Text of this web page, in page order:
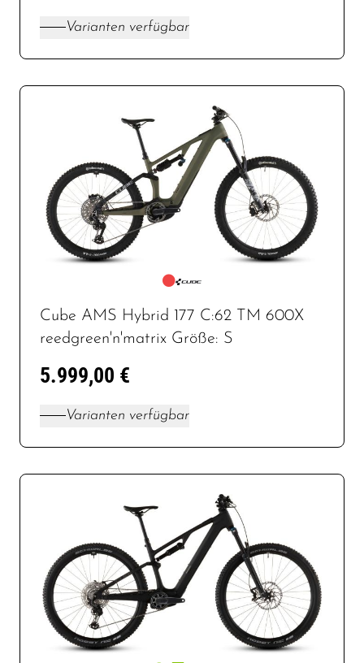
Varianten verfügbar
Cube AMS Hybrid 177 C:62 TM 600X
reedgreen'n'matrix Größe: S
5.999,00 €
Varianten verfügbar